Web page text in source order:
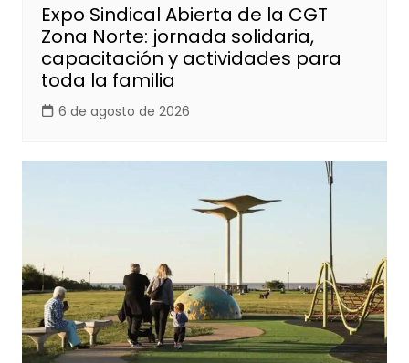
Expo Sindical Abierta de la CGT
Zona Norte: jornada solidaria,
capacitación y actividades para
toda la familia
6 de agosto de 2026